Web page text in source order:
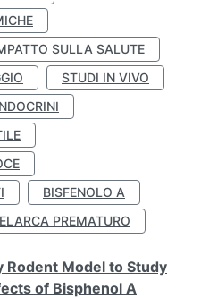
SULLA SALUTE
STUDI IN VIVO
BISFENOLO A
PREMATURO
Rodent Model to Study
of Bisphenol A